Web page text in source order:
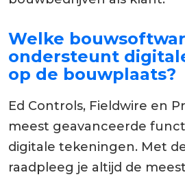
Welke
ondersteunt
op de bouwplaats?
Ed Controls, Fieldwire en
meest geavanceerde
digitale tekeningen. Met
raadpleeg je altijd de